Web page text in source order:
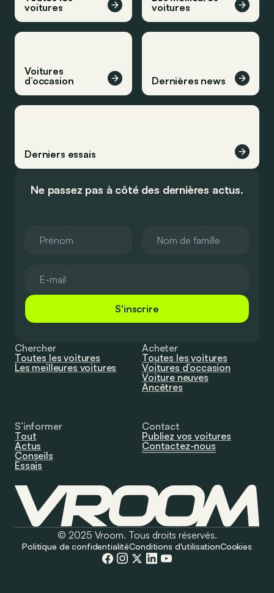
voitures
voitures
Voitures
d’occasion
Dernières news
Derniers essais
Ne passez pas à côté des dernières actus.
S'inscrire
Chercher
Toutes les voitures
Les meilleures voitures
Acheter
Toutes les voitures
Voitures d’occasion
Voiture neuves
Ancêtres
S’informer
Tout
Actus
Conseils
Essais
Contact
Publiez vos voitures
Contactez-nous
© 2025 Vroom. Tous droits réservés.
Politique de confidentialitéConditions d'utilisationCookies